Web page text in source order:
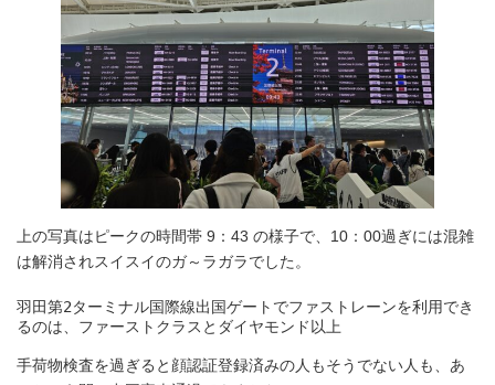
上の写真はピークの時間帯 9：43 の様子で、10：00過ぎには混雑
は解消されスイスイのガ～ラガラでした。
羽田第2ターミナル国際線出国ゲートでファストレーンを利用でき
るのは、ファーストクラスとダイヤモンド以上
手荷物検査を過ぎると顔認証登録済みの人もそうでない人も、あ